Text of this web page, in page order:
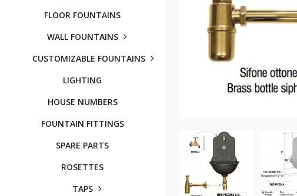
FLOOR FOUNTAINS
WALL FOUNTAINS
CUSTOMIZABLE FOUNTAINS
LIGHTING
HOUSE NUMBERS
FOUNTAIN FITTINGS
SPARE PARTS
ROSETTES
TAPS